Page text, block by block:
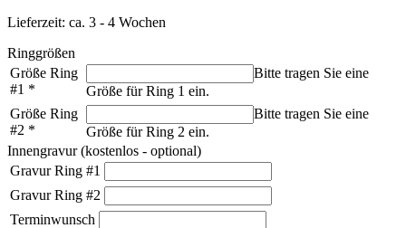
Lieferzeit: ca. 3 - 4 Wochen
Ringgrößen
Größe Ring
#1 *
Bitte tragen Sie eine
Größe für Ring 1 ein.
Größe Ring
#2 *
Bitte tragen Sie eine
Größe für Ring 2 ein.
Innengravur (kostenlos - optional)
Gravur Ring #1
Gravur Ring #2
Terminwunsch